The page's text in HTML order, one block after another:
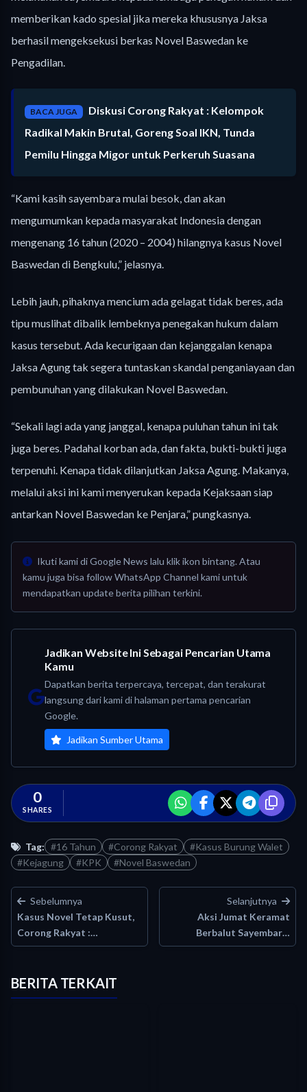
memberikan kado spesial jika mereka khususnya Jaksa
berhasil mengeksekusi berkas Novel Baswedan ke
Pengadilan.
BACA JUGA
Diskusi Corong Rakyat : Kelompok
Radikal Makin Brutal, Goreng Soal IKN, Tunda
Pemilu Hingga Migor untuk Perkeruh Suasana
“Kami kasih sayembara mulai besok, dan akan
mengumumkan kepada masyarakat Indonesia dengan
mengenang 16 tahun (2020 – 2004) hilangnya kasus Novel
Baswedan di Bengkulu,” jelasnya.
Lebih jauh, pihaknya mencium ada gelagat tidak beres, ada
tipu muslihat dibalik lembeknya penegakan hukum dalam
kasus tersebut. Ada kecurigaan dan kejanggalan kenapa
Jaksa Agung tak segera tuntaskan skandal penganiayaan dan
pembunuhan yang dilakukan Novel Baswedan.
“Sekali lagi ada yang janggal, kenapa puluhan tahun ini tak
juga beres. Padahal korban ada, dan fakta, bukti-bukti juga
terpenuhi. Kenapa tidak dilanjutkan Jaksa Agung. Makanya,
melalui aksi ini kami menyerukan kepada Kejaksaan siap
antarkan Novel Baswedan ke Penjara,” pungkasnya.
Ikuti kami di Google News lalu klik ikon bintang. Atau
kamu juga bisa follow WhatsApp Channel kami untuk
mendapatkan update berita pilihan terkini.
Jadikan Website Ini Sebagai Pencarian Utama
Kamu
Dapatkan berita terpercaya, tercepat, dan terakurat
langsung dari kami di halaman pertama pencarian
Google.
Jadikan Sumber Utama
0
SHARES
Tag: #16 Tahun #Corong Rakyat
#Kasus Burung Walet
#Kejagung
#KPK #Novel Baswedan
Sebelumnya
Kasus Novel Tetap Kusut,
Corong Rakyat :…
Selanjutnya
Aksi Jumat Keramat
Berbalut Sayembara,
Corong Rakyat…
BERITA TERKAIT